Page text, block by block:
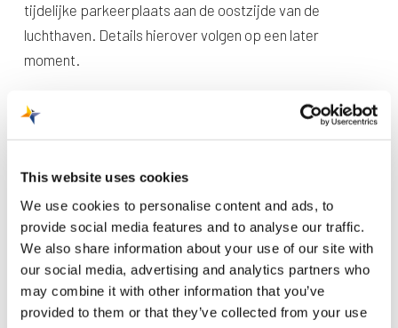
This website uses cookies
We use cookies to personalise content and ads, to
provide social media features and to analyse our traffic.
We also share information about your use of our site with
our social media, advertising and analytics partners who
may combine it with other information that you’ve
provided to them or that they’ve collected from your use
tijdelijke parkeerplaats aan de oostzijde van de
luchthaven. Details hierover volgen op een later
moment.
Het zomerseizoen start dit jaar op 1 juli. Van 8 mei tot en
baanrenovatie.